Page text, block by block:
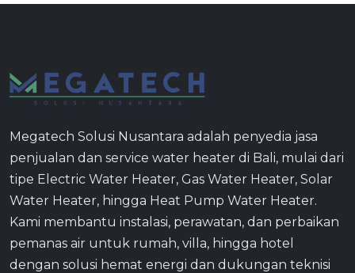
Megatech Solusi Nusantara adalah penyedia jasa
penjualan dan service water heater di Bali, mulai dari
tipe Electric Water Heater, Gas Water Heater, Solar
Water Heater, hingga Heat Pump Water Heater.
Kami membantu instalasi, perawatan, dan perbaikan
pemanas air untuk rumah, villa, hingga hotel
dengan solusi hemat energi dan dukungan teknisi